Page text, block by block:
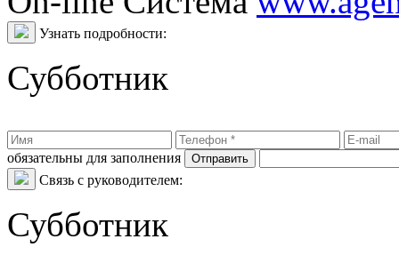
Узнать подробности:
Субботник
обязательны для заполнения
Связь с руководителем:
Субботник